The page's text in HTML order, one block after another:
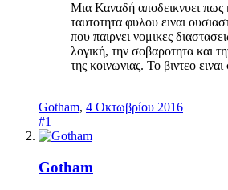
Μια Καναδή αποδεικνυει πως
ταυτοτητα φυλου ειναι
που παιρνει νομικες
λογική, την σοβαροτητα και
της κοινωνιας. Το βιντεο
Gotham, 4 Οκτωβρίου 2016
#1
Gotham